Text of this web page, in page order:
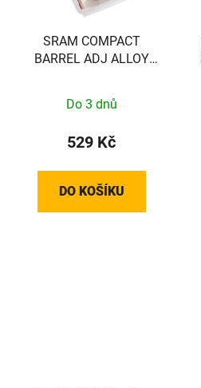
SRAM COMPACT
BARREL ADJ ALLOY
Do 3 dnů
529 Kč
DO KOŠÍKU